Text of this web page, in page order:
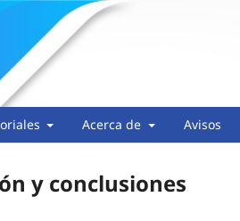
Acerca de Avisos
y conclusiones